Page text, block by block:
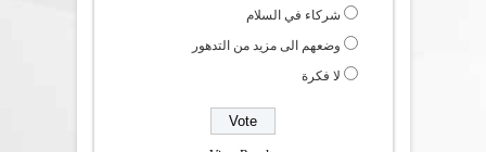
شركاء في السلام
وضعهم الى مزيد من التدهور
لا فكرة